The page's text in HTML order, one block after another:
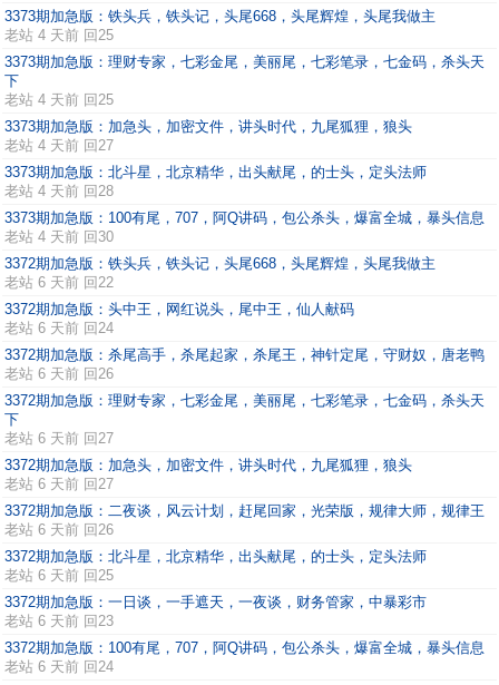
3373期加急版：铁头兵，铁头记，头尾668，头尾辉煌，头尾我做主
老站 4 天前 回25
3373期加急版：理财专家，七彩金尾，美丽尾，七彩笔录，七金码，杀头天
下
老站 4 天前 回25
3373期加急版：加急头，加密文件，讲头时代，九尾狐狸，狼头
老站 4 天前 回27
3373期加急版：北斗星，北京精华，出头献尾，的士头，定头法师
老站 4 天前 回28
3373期加急版：100有尾，707，阿Q讲码，包公杀头，爆富全城，暴头信息
老站 4 天前 回30
3372期加急版：铁头兵，铁头记，头尾668，头尾辉煌，头尾我做主
老站 6 天前 回22
3372期加急版：头中王，网红说头，尾中王，仙人献码
老站 6 天前 回24
3372期加急版：杀尾高手，杀尾起家，杀尾王，神针定尾，守财奴，唐老鸭
老站 6 天前 回26
3372期加急版：理财专家，七彩金尾，美丽尾，七彩笔录，七金码，杀头天
下
老站 6 天前 回27
3372期加急版：加急头，加密文件，讲头时代，九尾狐狸，狼头
老站 6 天前 回27
3372期加急版：二夜谈，风云计划，赶尾回家，光荣版，规律大师，规律王
老站 6 天前 回26
3372期加急版：北斗星，北京精华，出头献尾，的士头，定头法师
老站 6 天前 回25
3372期加急版：一日谈，一手遮天，一夜谈，财务管家，中暴彩市
老站 6 天前 回23
3372期加急版：100有尾，707，阿Q讲码，包公杀头，爆富全城，暴头信息
老站 6 天前 回24